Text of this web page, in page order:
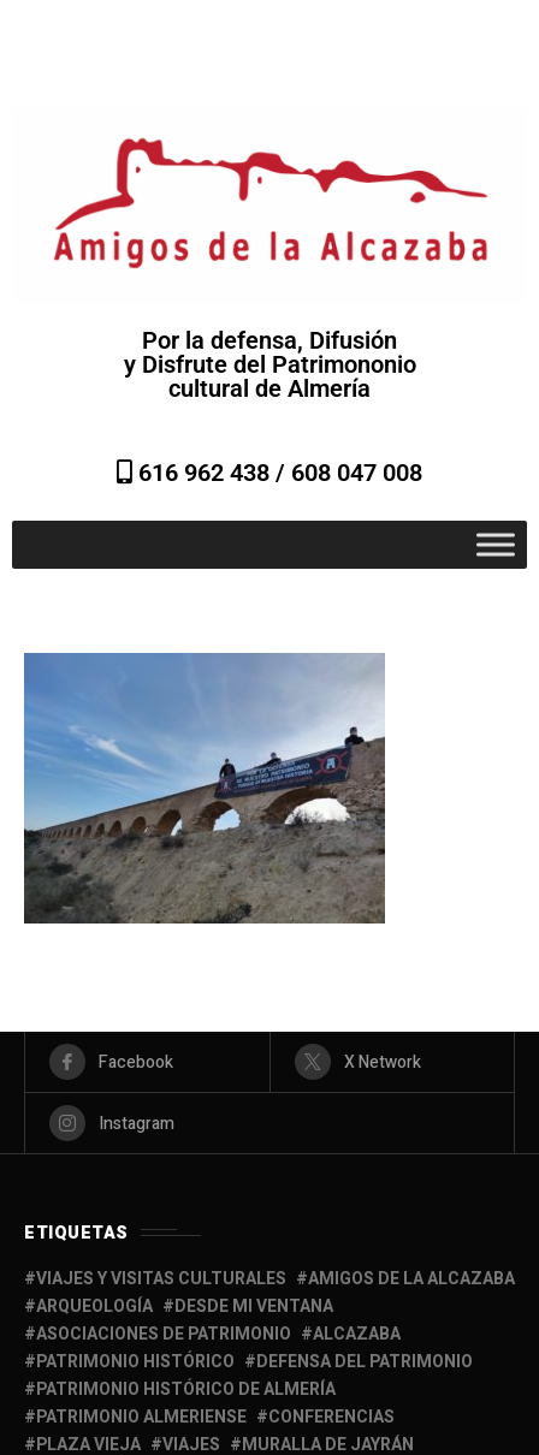
Por la defensa, Difusión
y Disfrute del Patrimononio
cultural de Almería
616 962 438 / 608 047 008
Facebook X Network
Instagram
ETIQUETAS
VIAJES Y VISITAS CULTURALES
AMIGOS DE LA ALCAZABA
ARQUEOLOGÍA
DESDE MI VENTANA
ASOCIACIONES DE PATRIMONIO
ALCAZABA
PATRIMONIO HISTÓRICO
DEFENSA DEL PATRIMONIO
PATRIMONIO HISTÓRICO DE ALMERÍA
PATRIMONIO ALMERIENSE
CONFERENCIAS
PLAZA VIEJA
VIAJES
MURALLA DE JAYRÁN